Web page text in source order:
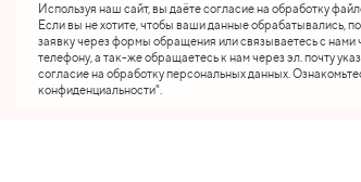
Используя наш сайт, вы даёте согласие на обработку
Если вы не хотите, чтобы ваши данные обрабатывались,
заявку через формы обращения или связываетесь с нами
телефону, а так-же обращаетесь к нам через эл. почту
согласие на обработку персональных данных.
конфиденциальности".